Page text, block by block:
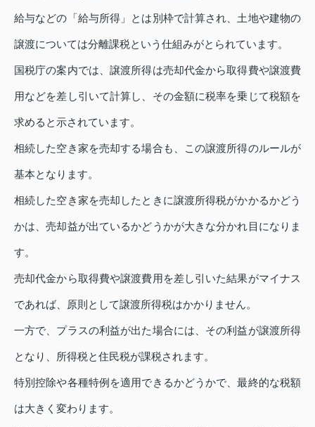
給与などの「給与所得」とは別枠で計算され、土地や建物の
譲渡については分離課税という仕組みがとられています。
国税庁の案内では、譲渡所得は売却代金から取得費や譲渡費
用などを差し引いて計算し、その金額に税率を乗じて税額を
求めると示されています。
相続した空き家を売却する場合も、この譲渡所得のルールが
基本となります。
相続した空き家を売却したときに譲渡所得税がかかるかどう
かは、売却益が出ているかどうかが大きな分かれ目になりま
す。
売却代金から取得費や譲渡費用を差し引いた結果がマイナス
であれば、原則として譲渡所得税はかかりません。
一方で、プラスの利益が出た場合には、その利益が譲渡所得
となり、所得税と住民税が課税されます。
特別控除や各種特例を適用できるかどうかで、最終的な税額
は大きく変わります。